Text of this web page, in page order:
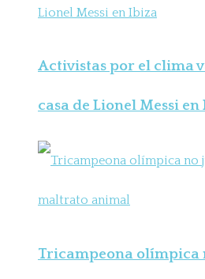
Activistas por el clima
casa de Lionel Messi
Tricampeona olímpica